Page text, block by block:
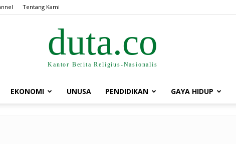
Tentang Kami
duta.co
Kantor Berita Religius-Nasionalis
EKONOMI UNUSA PENDIDIKAN GAYA HIDUP